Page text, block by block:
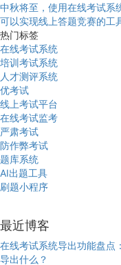
中秋将至，使用在线考试系
可以实现线上答题竞赛的工
热门标签
在线考试系统
培训考试系统
人才测评系统
优考试
线上考试平台
在线考试监考
严肃考试
防作弊考试
题库系统
AI出题工具
刷题小程序
最近博客
在线考试系统导出功能盘
导出什么？